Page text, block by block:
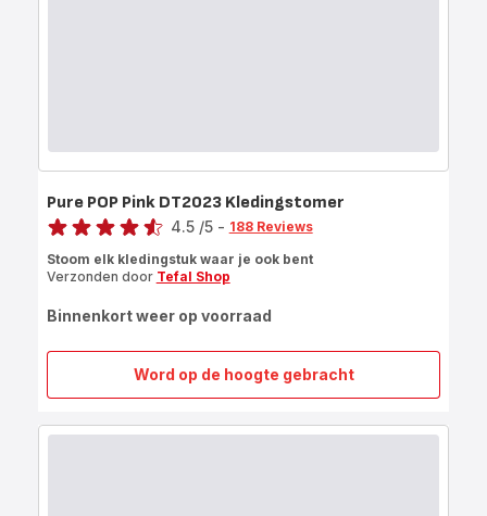
Word op de hoogte gebracht
Pure
Pink
Pure POP Pink DT2023 Kledingstomer
Score
4.5 /5 - 188 Reviews
Stoom elk kledingstuk waar je ook bent
Verzonden door Tefal Shop
Binnenkort weer op voorraad